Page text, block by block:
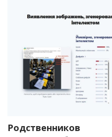
Родственников